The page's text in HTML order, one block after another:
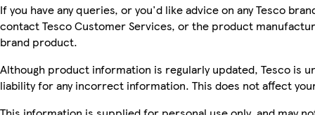
If you have any queries, or you'd like advice on any Tesco
contact Tesco Customer Services, or the product
brand product.
Although product information is regularly updated, Tesco is
liability for any incorrect information. This does not affect